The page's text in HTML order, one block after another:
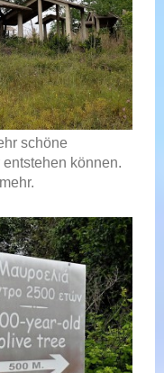
schöne
können.